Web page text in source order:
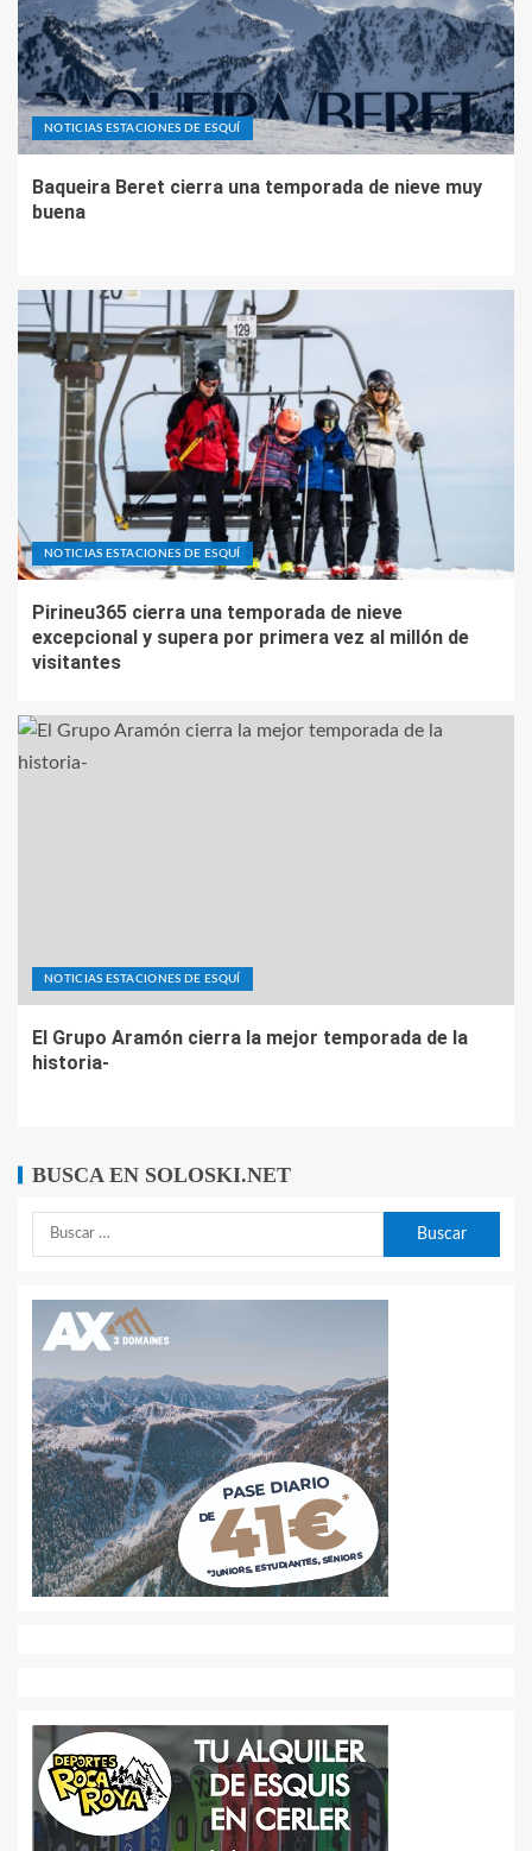
NOTICIAS ESTACIONES DE ESQUÍ
Baqueira Beret cierra una temporada de nieve muy
buena
NOTICIAS ESTACIONES DE ESQUÍ
Pirineu365 cierra una temporada de nieve
excepcional y supera por primera vez al millón de
visitantes
NOTICIAS ESTACIONES DE ESQUÍ
El Grupo Aramón cierra la mejor temporada de la
historia-
BUSCA EN SOLOSKI.NET